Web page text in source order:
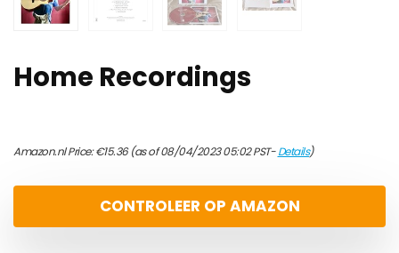
Home Recordings
Amazon.nl Price:€15.36(as of 08/04/2023 05:02 PST-Details)
CONTROLEER OP AMAZON